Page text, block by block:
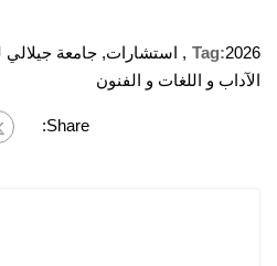
Tag:2026
, استشارات, جامعة جيلالي
الآداب و اللغات و الفنون
Share: